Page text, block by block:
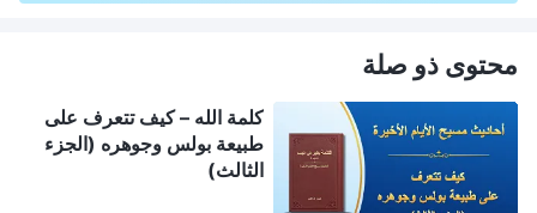
محتوى ذو صلة
كلمة الله – كيف تتعرف على
طبيعة بولس وجوهره (الجزء
الثالث)